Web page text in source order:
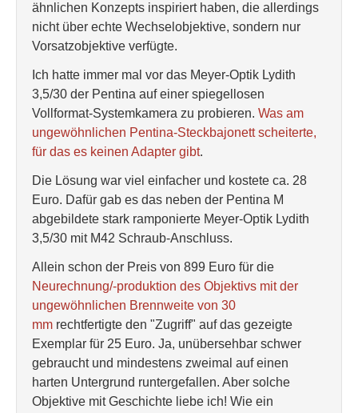
ähnlichen Konzepts inspiriert haben, die allerdings
nicht über echte Wechselobjektive, sondern nur
Vorsatzobjektive verfügte.
Ich hatte immer mal vor das Meyer-Optik Lydith
3,5/30 der Pentina auf einer spiegellosen
Vollformat-Systemkamera zu probieren. Was am
ungewöhnlichen Pentina-Steckbajonett scheiterte,
für das es keinen Adapter gibt.
Die Lösung war viel einfacher und kostete ca. 28
Euro. Dafür gab es das neben der Pentina M
abgebildete stark ramponierte Meyer-Optik Lydith
3,5/30 mit M42 Schraub-Anschluss.
Allein schon der Preis von 899 Euro für die
Neurechnung/-produktion des Objektivs mit der
ungewöhnlichen Brennweite von 30
mm rechtfertigte den "Zugriff" auf das gezeigte
Exemplar für 25 Euro. Ja, unübersehbar schwer
gebraucht und mindestens zweimal auf einen
harten Untergrund runtergefallen. Aber solche
Objektive mit Geschichte liebe ich! Wie ein